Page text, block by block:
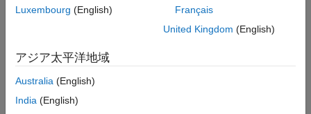
Luxembourg (English)
Français
United Kingdom (English)
アジア太平洋地域
Australia (English)
India (English)